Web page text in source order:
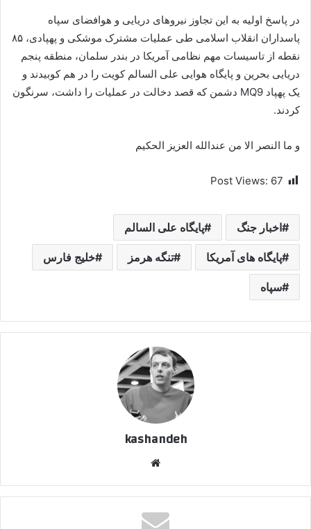
در پاسخ اولیه به این تجاوز نیروهای دریایی و هوافضای سپاه
پاسداران انقلاب اسلامی طی عملیات مشترک موشکی و پهپادی، ۸۵
نقطه از تاسیسات مهم نظامی آمریکا در بندر سلمان، منطقه پنجم
دریایی بحرین و پایگاه هوایی علی السالم کویت را در هم کوبیدند و
یک پهپاد MQ9 دشمن که قصد دخالت در عملیات را داشت، سرنگون
کردند.
و ما النصر الا من عندالله العزیز الحکیم
Post Views: 67
اخبار جنگ پایگاه علی السالم
پایگاه های آمریکا تنگه هرمز خلیج فارس
سپاه
kashandeh